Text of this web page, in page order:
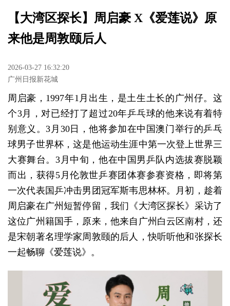
【大湾区探长】周启豪 X《爱莲说》原
来他是周敦颐后人
2026-03-27 16:32:20
广州日报新花城
周启豪，1997年1月出生，是土生土长的广州仔。这
个3月，对已经打了超过20年乒乓球的他来说有着特
别意义。3月30日，他将参加在中国澳门举行的乒乓
球男子世界杯，这是他运动生涯中第一次登上世界三
大赛舞台。3月中旬，他在中国男乒队内选拔赛脱颖
而出，获得5月伦敦世乒赛团体赛参赛资格，即将第
一次代表国乒冲击男团冠军斯韦思林杯。月初，趁着
周启豪在广州短暂停留，我们《大湾区探长》采访了
这位广州籍国手，原来，他来自广州白云区南村，还
是宋朝著名理学家周敦颐的后人，快听听他和张探长
一起畅聊《爱莲说》。